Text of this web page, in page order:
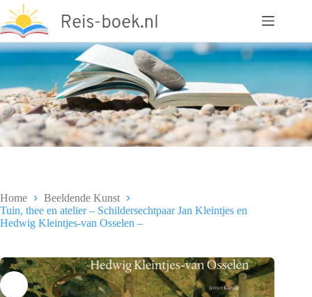
naar
de
inhoud
Home
Beeldende Kunst
Tuin, thee en atelier – Schildersechtpaar Jan Kleintjes en
Hedwig Kleintjes-van Osselen –